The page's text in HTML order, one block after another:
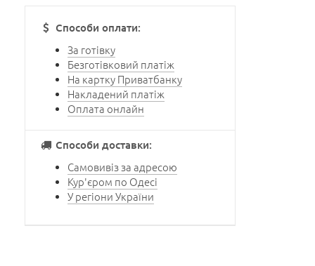
Способи оплати:
За готівку
Безготівковий платіж
На картку Приватбанку
Накладений платіж
Оплата онлайн
Способи доставки:
Самовивіз за адресою
Кур'єром по Одесі
У регіони України